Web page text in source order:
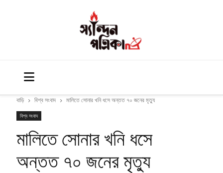
বাড়ি বিশ্ব সংবাদ মালিতে সোনার খনি ধসে অন্তত ৭০ জনের মৃত্যু
বিশ্ব সংবাদ
মালিতে সোনার খনি ধসে
অন্তত ৭০ জনের মৃত্যু